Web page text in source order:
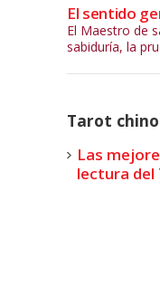
El sentido
El Maestro de
sabiduría, la
Tarot chino
Las
lectura